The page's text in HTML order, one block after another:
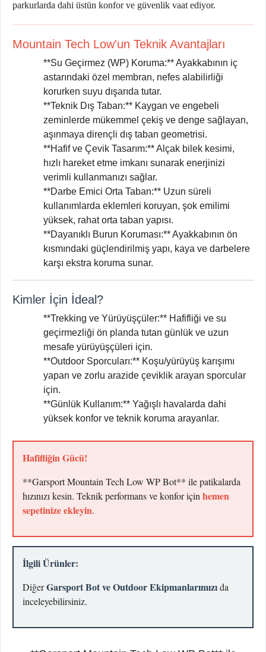
parkurlarda dahi üstün konfor ve güvenlik vaat ediyor.
Mountain Tech Low'un Teknik Avantajları
**Su Geçirmez (WP) Koruma:** Ayakkabının iç
astarındaki özel membran, nefes alabilirliği
korurken suyu dışarıda tutar.
**Teknik Dış Taban:** Kaygan ve engebeli
zeminlerde mükemmel çekiş ve denge sağlayan,
aşınmaya dirençli dış taban geometrisi.
**Hafif ve Çevik Tasarım:** Alçak bilek kesimi,
hızlı hareket etme imkanı sunarak enerjinizi
verimli kullanmanızı sağlar.
**Darbe Emici Orta Taban:** Uzun süreli
kullanımlarda eklemleri koruyan, şok emilimi
yüksek, rahat orta taban yapısı.
**Dayanıklı Burun Koruması:** Ayakkabının ön
kısmındaki güçlendirilmiş yapı, kaya ve darbelere
karşı ekstra koruma sunar.
Kimler İçin İdeal?
**Trekking ve Yürüyüşçüler:** Hafifliği ve su
geçirmezliği ön planda tutan günlük ve uzun
mesafe yürüyüşçüleri için.
**Outdoor Sporcuları:** Koşu/yürüyüş karışımı
yapan ve zorlu arazide çeviklik arayan sporcular
için.
**Günlük Kullanım:** Yağışlı havalarda dahi
yüksek konfor ve teknik koruma arayanlar.
Hafifliğin Gücü!
**Garsport Mountain Tech Low WP Bot** ile patikalarda
hızınızı kesin. Teknik performans ve konfor içinhemen
sepetinize ekleyin.
İlgili Ürünler:
DiğerGarsport Bot ve Outdoor Ekipmanlarımızıda
inceleyebilirsiniz.